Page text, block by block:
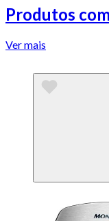
Produtos
Ver mais